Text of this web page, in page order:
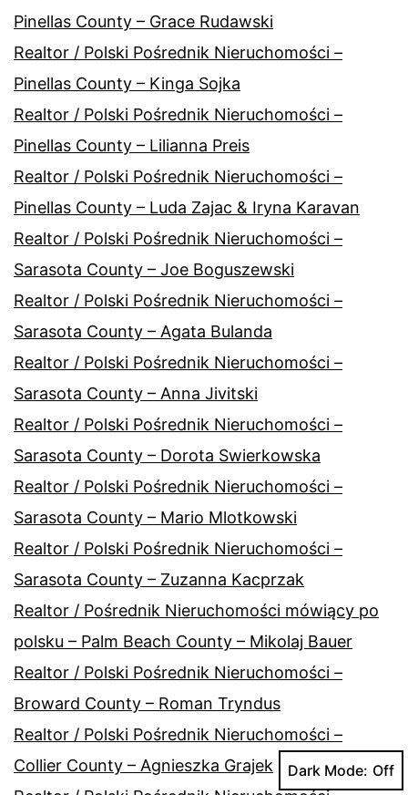
Pinellas County – Grace Rudawski
Realtor / Polski Pośrednik Nieruchomości –
Pinellas County – Kinga Sojka
Realtor / Polski Pośrednik Nieruchomości –
Pinellas County – Lilianna Preis
Realtor / Polski Pośrednik Nieruchomości –
Pinellas County – Luda Zajac & Iryna Karavan
Realtor / Polski Pośrednik Nieruchomości –
Sarasota County – Joe Boguszewski
Realtor / Polski Pośrednik Nieruchomości –
Sarasota County – Agata Bulanda
Realtor / Polski Pośrednik Nieruchomości –
Sarasota County – Anna Jivitski
Realtor / Polski Pośrednik Nieruchomości –
Sarasota County – Dorota Swierkowska
Realtor / Polski Pośrednik Nieruchomości –
Sarasota County – Mario Mlotkowski
Realtor / Polski Pośrednik Nieruchomości –
Sarasota County – Zuzanna Kacprzak
Realtor / Pośrednik Nieruchomości mówiący po
polsku – Palm Beach County – Mikolaj Bauer
Realtor / Polski Pośrednik Nieruchomości –
Broward County – Roman Tryndus
Realtor / Polski Pośrednik Nieruchomości –
Collier County – Agnieszka Grajek
Dark Mode: